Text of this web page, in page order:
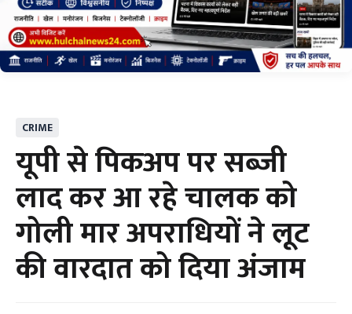
CRIME
यूपी से पिकअप पर सब्जी
लाद कर आ रहे चालक को
गोली मार अपराधियों ने लूट
की वारदात को दिया अंजाम